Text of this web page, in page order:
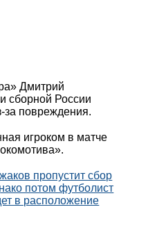
Дмитрий
сборной России
за повреждения.
игроком в матче
пропустит сбор
потом футболист
в расположение